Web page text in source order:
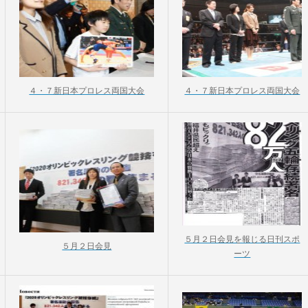
４・７新日本プロレス両国大会 ４・７新日本プロレス両国大会
５月２日会見
５月２日会見を報じる日刊スポ
ーツ